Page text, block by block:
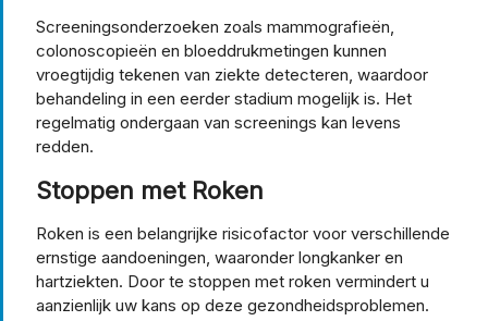
Screeningsonderzoeken zoals mammografieën,
colonoscopieën en bloeddrukmetingen kunnen
vroegtijdig tekenen van ziekte detecteren, waardoor
behandeling in een eerder stadium mogelijk is. Het
regelmatig ondergaan van screenings kan levens
redden.
Stoppen met Roken
Roken is een belangrijke risicofactor voor verschillende
ernstige aandoeningen, waaronder longkanker en
hartziekten. Door te stoppen met roken vermindert u
aanzienlijk uw kans op deze gezondheidsproblemen.